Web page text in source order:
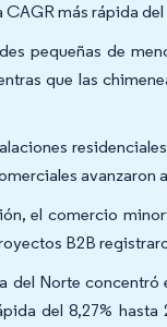
más rápida del
pequeñas de
que las
avanzaron
el comercio
B2B
del Norte concentró
del 8,27%